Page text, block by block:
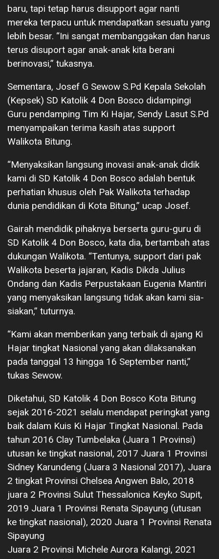
baru, tapi tetap harus disupport agar nanti
mereka terpacu untuk mendapatkan sesuatu yang
lebih besar. “Ini sangat membanggakan dan harus
terus disuport agar anak-anak kita berani
berinovasi,” tukasnya.
Sementara, Josef G Sewow S.Pd Kepala Sekolah
(Kepsek) SD Katolik 4 Don Bosco didampingi
Guru pendamping Tim Ki Hajar, Sendy Lasut S.Pd
menyampaikan terima kasih atas support
Walikota Bitung.
“Menyaksikan langsung inovasi anak-anak didik
kami di SD Katolik 4 Don Bosco adalah bentuk
perhatian khusus oleh Pak Walikota terhadap
dunia pendidikan di Kota Bitung,” ucap Josef.
Gairah mendidik pihaknya berserta guru-guru di
SD Katolik 4 Don Bosco, kata dia, bertambah atas
dukungan Walikota. “Tentunya, support dari pak
Walikota beserta jajaran, Kadis Dikda Julius
Ondang dan Kadis Perpustakaan Eugenia Mantiri
yang menyaksikan langsung tidak akan kami sia-
siakan,” tuturnya.
“Kami akan memberikan yang terbaik di ajang Ki
Hajar tingkat Nasional yang akan dilaksanakan
pada tanggal 13 hingga 16 September nanti,”
tukas Sewow.
Diketahui, SD Katolik 4 Don Bosco Kota Bitung
sejak 2016-2021 selalu mendapat peringkat yang
baik dalam Kuis Ki Hajar Tingkat Nasional. Pada
tahun 2016 Clay Tumbelaka (Juara 1 Provinsi)
utusan ke tingkat nasional, 2017 Juara 1 Provinsi
Sidney Karundeng (Juara 3 Nasional 2017), Juara
2 tingkat Provinsi Chelsea Angwen Balo, 2018
juara 2 Provinsi Sulut Thessalonica Keyko Supit,
2019 Juara 1 Provinsi Renata Sipayung (utusan
ke tingkat nasional), 2020 Juara 1 Provinsi Renata
Sipayung
Juara 2 Provinsi Michele Aurora Kalangi, 2021